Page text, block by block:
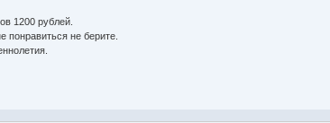
1200 рублей.
понравиться не берите.